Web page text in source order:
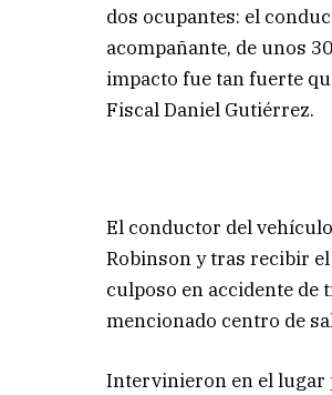
dos ocupantes: el
acompañante, de unos
impacto fue tan fuerte
Fiscal Daniel Gutiérrez.
El conductor del
Robinson y tras recibir
culposo en accidente de
mencionado centro de
Intervinieron en el lugar